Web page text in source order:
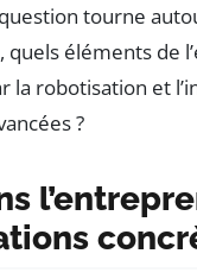
tourne
éléments de
robotisation et
?